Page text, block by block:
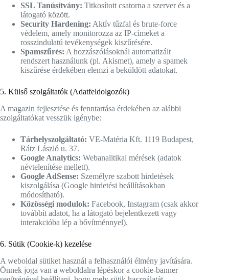
SSL Tanúsítvány: Titkosított csatorna a szerver és a
látogató között.
Security Hardening: Aktív tűzfal és brute-force
védelem, amely monitorozza az IP-címeket a
rosszindulatú tevékenységek kiszűrésére.
Spamszűrés: A hozzászólásoknál automatizált
rendszert használunk (pl. Akismet), amely a spamek
kiszűrése érdekében elemzi a beküldött adatokat.
5. Külső szolgáltatók (Adatfeldolgozók)
A magazin fejlesztése és fenntartása érdekében az alábbi
szolgáltatókat vesszük igénybe:
Tárhelyszolgáltató: VE-Matéria Kft. 1119 Budapest,
Rátz László u. 37.
Google Analytics: Webanalitikai mérések (adatok
névtelenítése mellett).
Google AdSense: Személyre szabott hirdetések
kiszolgálása (Google hirdetési beállításokban
módosítható).
Közösségi modulok: Facebook, Instagram (csak akkor
továbbít adatot, ha a látogató bejelentkezett vagy
interakcióba lép a bővítménnyel).
6. Sütik (Cookie-k) kezelése
A weboldal sütiket használ a felhasználói élmény javítására.
Önnek joga van a weboldalra lépéskor a cookie-banner